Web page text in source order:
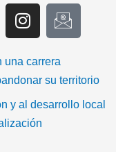
I
n
t
a
g
a
I
c
-
e
una carrera
su territorio
y al desarrollo local